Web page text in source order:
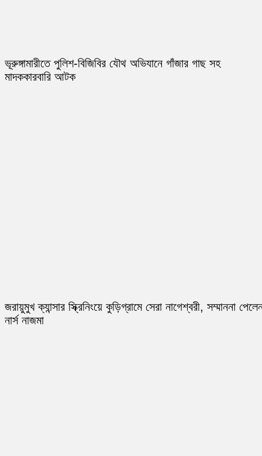
ভূরুঙ্গামারীতে পুলিশ-বিজিবির যৌথ অভিযানে গাঁজার গাছ সহ
মাদককারবারি আটক
জরায়ুমুখ ক্যান্সার স্ক্রিনিংয়ে কুড়িগ্রামে সেরা নাগেশ্বরী, সম্মাননা
নার্স নাজমা